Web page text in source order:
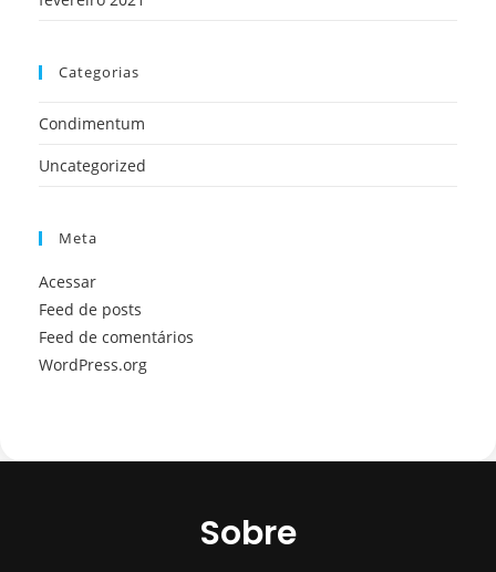
Categorias
Condimentum
Uncategorized
Meta
Acessar
Feed de posts
Feed de comentários
WordPress.org
Sobre